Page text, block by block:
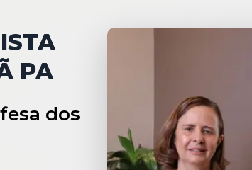
PA
dos